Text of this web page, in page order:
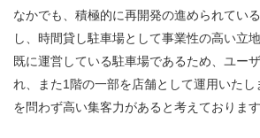
なかでも、積極的に再開発の進められてい
し、時間貸し駐車場として事業性の高い立
既に運営している駐車場であるため、ユー
れ、また1階の一部を店舗として運用いた
を問わず高い集客力があると考えております